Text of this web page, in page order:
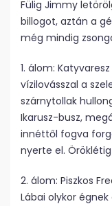
Fülig Jimmy
billogot, aztán a
még mindig
1. álom:
vízilovásszal a
szárnytollak
Ikarusz-busz,
innéttől fogva
nyerte el.
2. álom: Piszkos
Lábai olykor